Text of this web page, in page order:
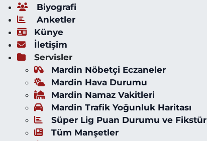
Biyografi
Anketler
Künye
İletişim
Servisler
Mardin Nöbetçi Eczaneler
Mardin Hava Durumu
Mardin Namaz Vakitleri
Mardin Trafik Yoğunluk Haritası
Süper Lig Puan Durumu ve Fikstür
Tüm Manşetler